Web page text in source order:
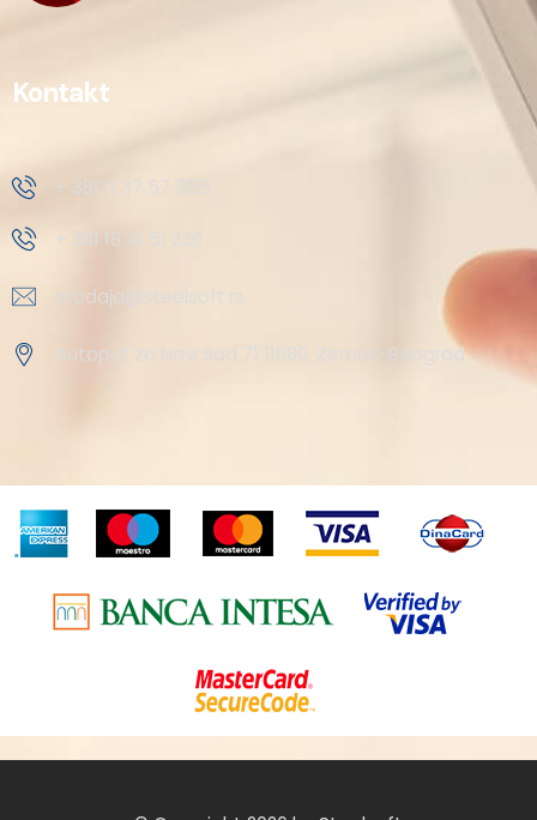
Kontakt
+ 381 11 37 57 555
+ 381 18 41 51 230
prodaja@steelsoft.rs
Autoput za Novi Sad 71 11080, Zemun-Beograd